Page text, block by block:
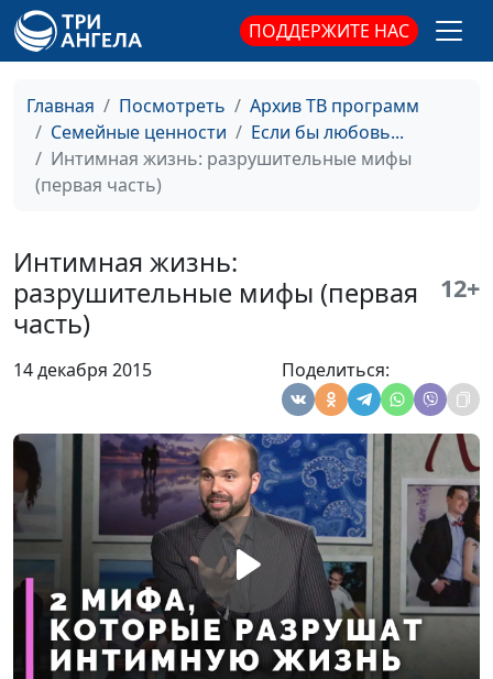
ПОДДЕРЖИТЕ НАС
Главная Посмотреть
Архив ТВ программ
Семейные ценности
Если бы любовь...
Интимная жизнь: разрушительные мифы
(первая часть)
Интимная жизнь:
разрушительные мифы (первая
часть)
12+
14 декабря 2015 Поделиться:
(первая часть)
руководитель Центра
духовного
Сила благословения
(вторая часть)
Виталий Олийник,
руководитель Центра
духовного
(первая часть)
духовного
Круглосуточное
Виталий Олийник,
руководитель Центра
духовного
просвещения
Круглосуточное
воспитание (первая
часть)
Виталий Олийник,
руководитель Центра
духовного
просвещения
#13
Интимная жизнь:
разрушительные мифы
(вторая часть)
Виталий Олийник,
руководитель Центра
духовного
#12